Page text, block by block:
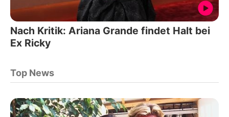
Nach Kritik: Ariana Grande findet Halt bei
Ex Ricky
Top News